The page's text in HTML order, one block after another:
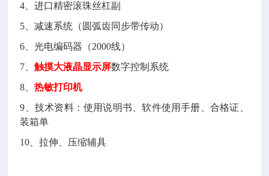
4、进口精密滚珠丝杠副
5、减速系统（圆弧齿同步带传动）
6、光电编码器（2000线）
7、触摸大液晶显示屏数字控制系统
8、热敏打印机
9、技术资料：使用说明书、软件使用手册、合格证、
装箱单
10、拉伸、压缩辅具